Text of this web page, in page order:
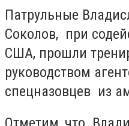
Патрульные
Соколов, при
США, прошли
руководством
спецназовцев из